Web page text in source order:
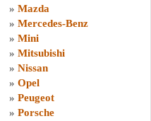
» Mazda
» Mercedes-Benz
» Mini
» Mitsubishi
» Nissan
» Opel
» Peugeot
» Porsche